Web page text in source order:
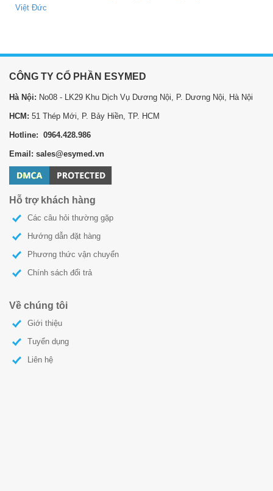
Việt Đức
CÔNG TY CỔ PHẦN ESYMED
Hà Nội: No08 - LK29 Khu Dịch Vụ Dương Nội, P. Dương Nội, Hà Nội
HCM: 51 Thép Mới, P. Bảy Hiền, TP. HCM
Hotline: 0964.428.986
Email: sales@esymed.vn
Hỗ trợ khách hàng
Các câu hỏi thường gặp
Hướng dẫn đặt hàng
Phương thức vận chuyển
Chính sách đổi trả
Về chúng tôi
Giới thiệu
Tuyển dụng
Liên hệ